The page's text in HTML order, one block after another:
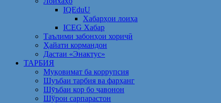
IQEduU
Хабарҳои лоиҳа
ICEG Хабар
Таълими забонҳои хориҷӣ
Ҳайати кормандон
Дастаи «Энактус»
ТАРБИЯ
Муқовимат ба коррупсия
Шуъбаи тарбия ва фарҳанг
Шӯъбаи кор бо ҷавонон
Шўрои сарпарастон